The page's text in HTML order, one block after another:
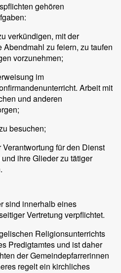
gehören
verkündigen, mit der
zu feiern, zu taufen
vorzunehmen;
im
Arbeit mit
und anderen
besuchen;
für den Dienst
ihre Glieder zu tätiger
sind innerhalb eines
Vertretung verpflichtet.
Religionsunterrichts
Predigtamtes und ist daher
der Gemeindepfarrerinnen
regelt ein kirchliches